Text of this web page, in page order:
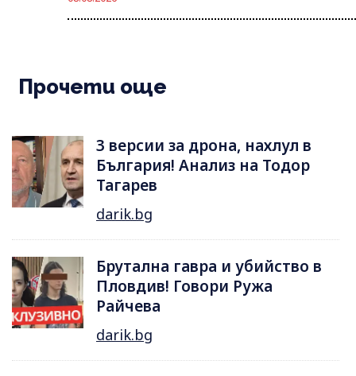
Прочети още
3 версии за дрона, нахлул в
България! Анализ на Тодор
Тагарев
darik.bg
Брутална гавра и убийство в
Пловдив! Говори Ружа
Райчева
darik.bg